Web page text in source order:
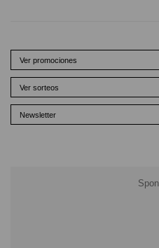
Ver promociones
Ver sorteos
Newsletter